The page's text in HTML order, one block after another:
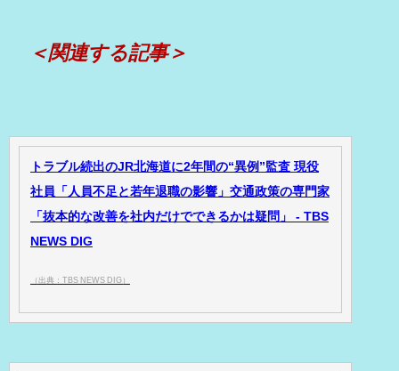
＜関連する記事＞
トラブル続出のJR北海道に2年間の“異例”監査 現役
社員「人員不足と若年退職の影響」交通政策の専門家
「抜本的な改善を社内だけでできるかは疑問」 - TBS
NEWS DIG
（出典：TBS NEWS DIG）